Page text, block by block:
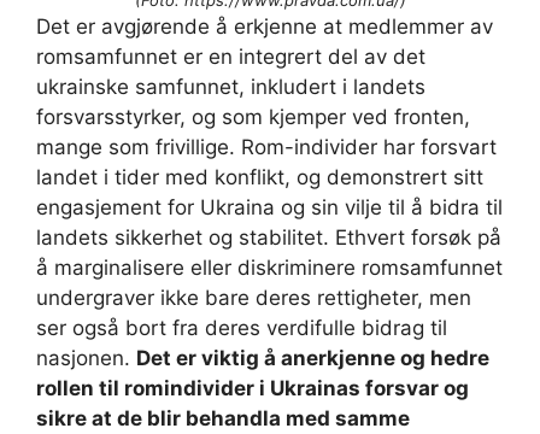
Det er avgjørende å erkjenne at medlemmer av
romsamfunnet er en integrert del av det
ukrainske samfunnet, inkludert i landets
forsvarsstyrker, og som kjemper ved fronten,
mange som frivillige. Rom-individer har forsvart
landet i tider med konflikt, og demonstrert sitt
engasjement for Ukraina og sin vilje til å bidra til
landets sikkerhet og stabilitet. Ethvert forsøk på
å marginalisere eller diskriminere romsamfunnet
undergraver ikke bare deres rettigheter, men
ser også bort fra deres verdifulle bidrag til
nasjonen. Det er viktig å anerkjenne og hedre
rollen til romindivider i Ukrainas forsvar og
sikre at de blir behandla med samme